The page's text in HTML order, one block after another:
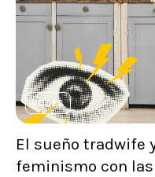
VOCES
El sueño tradwife
feminismo con